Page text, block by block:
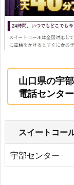
山口県の宇
電話センター
スイートコー
宇部センター